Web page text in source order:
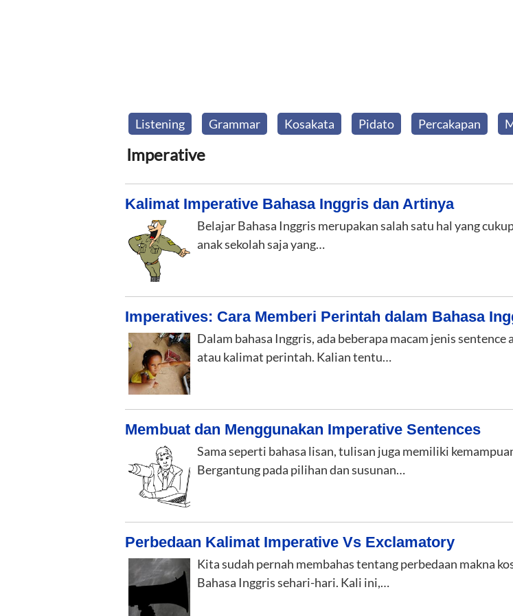
Listening Grammar Kosakata Pidato Percakapan
Imperative
Kalimat Imperative Bahasa Inggris dan Artinya
Belajar Bahasa Inggris merupakan salah satu hal yang
anak sekolah saja yang…
Imperatives: Cara Memberi Perintah dalam Bahasa
Dalam bahasa Inggris, ada beberapa macam jenis
atau kalimat perintah. Kalian tentu…
Membuat dan Menggunakan Imperative Sentences
Sama seperti bahasa lisan, tulisan juga memiliki
Bergantung pada pilihan dan susunan…
Perbedaan Kalimat Imperative Vs Exclamatory
Kita sudah pernah membahas tentang perbedaan makna
Bahasa Inggris sehari-hari. Kali ini,…